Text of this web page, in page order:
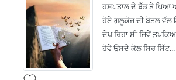
ਹਸਪਤਾਲ ਦੇ ਬੈੱਡ ਤੇ
ਹੋਏ ਗੁਲੂਕੋਜ ਦੀ ਬੋਤਲ ਵੱਲ
ਦੇਖ ਰਿਹਾ ਸੀ ਜਿਵੇਂ
ਹੋਵੇ ਉਸਦੇ ਕੋਲ ਸਿਰ ਸਿੱਟ...